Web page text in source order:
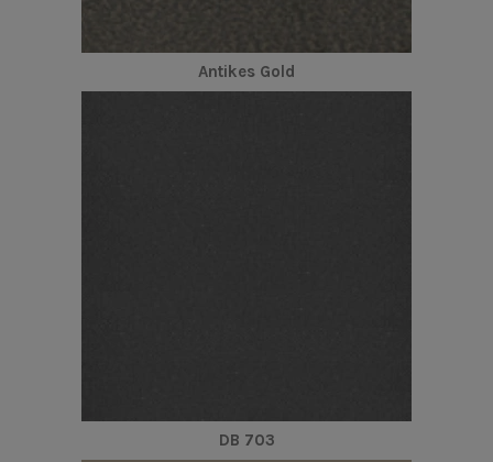
Antikes Gold
DB 703